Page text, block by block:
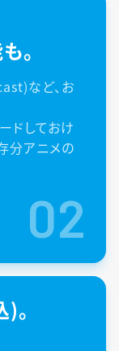
。
など、お
ドしておけ
分アニメの
02
。